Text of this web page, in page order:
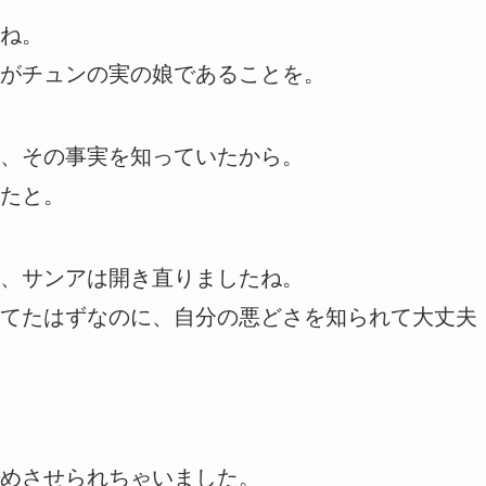
。
チュンの実の娘であることを。
その事実を知っていたから。
と。
サンアは開き直りましたね。
たはずなのに、自分の悪どさを知られて大丈夫
させられちゃいました。